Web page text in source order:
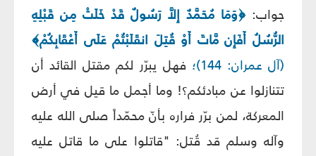
جواب:﴿وَمَا مُحَمَّدٌ إِلاَّ رَسُولٌ قَدْ خَلَتْ مِن قَبْلِهِ
الرُّسُلُ أَفَإِن مَّاتَ أَوْ قُتِلَ انقَلَبْتُمْ عَلَى أَعْقَابِكُمْ﴾
(آل عمران: 144)؛
فهل يبرّر لكم مقتل القائد أن
تتنازلوا عن مبادئكم؟! وما أجمل ما قيل في أرض
المعركة، لمن برّر فراره بأنّ محمّداً صلى الله عليه
وآله وسلم قد قُتل: "قاتلوا على ما قاتل عليه